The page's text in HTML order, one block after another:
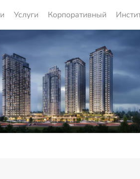
Услуги Корпоративный